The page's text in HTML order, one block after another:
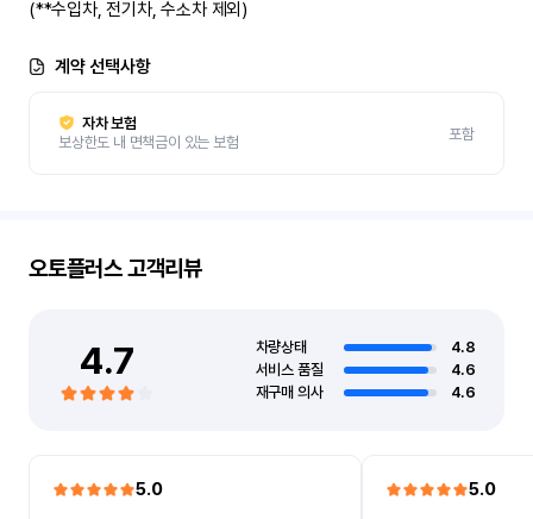
(**수입차, 전기차, 수소차 제외)
계약 선택사항
자차 보험
보상한도 내 면책금이 있는 보험
포함
오토플러스고객리뷰
4.7 차량상태
4.8
서비스 품질
4.6
재구매 의사
4.6
5.0 5.0